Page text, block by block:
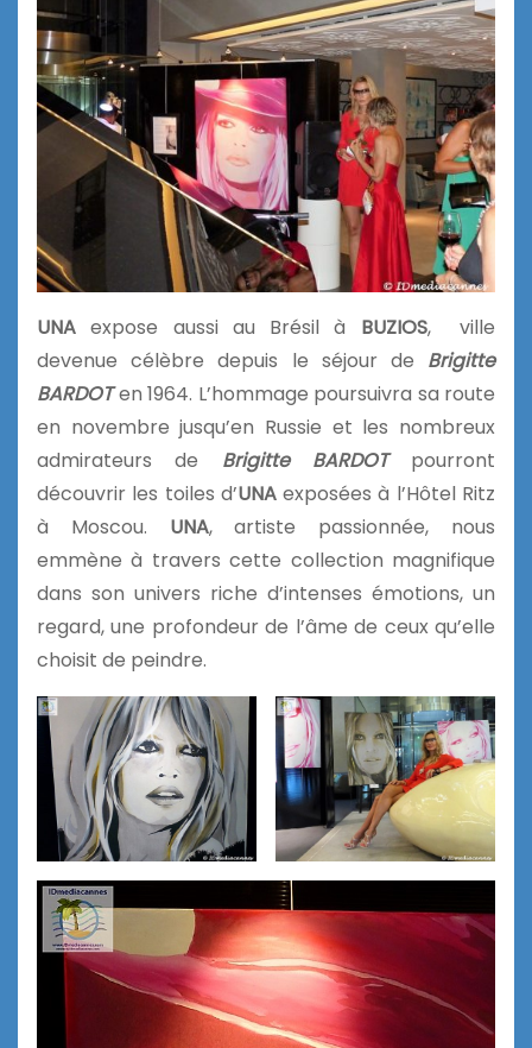
UNA expose aussi au Brésil à BUZIOS, ville
devenue célèbre depuis le séjour de Brigitte
BARDOT en 1964. L’hommage poursuivra sa route
en novembre jusqu’en Russie et les nombreux
admirateurs de Brigitte BARDOTpourront
découvrir les toiles d’UNAexposées à l’Hôtel Ritz
à Moscou. UNA, artiste passionnée, nous
emmène à travers cette collection magnifique
dans son univers riche d’intenses émotions, un
regard, une profondeur de l’âme de ceux qu’elle
choisit de peindre.